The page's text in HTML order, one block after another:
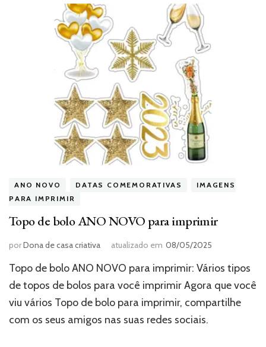
ANO NOVO DATAS COMEMORATIVAS
IMAGENS
PARA IMPRIMIR
Topo de bolo ANO NOVO para imprimir
porDona de casa criativa atualizado em 08/05/2025
Topo de bolo ANO NOVO para imprimir: Vários tipos
de topos de bolos para você imprimir Agora que você
viu vários Topo de bolo para imprimir, compartilhe
com os seus amigos nas suas redes sociais.